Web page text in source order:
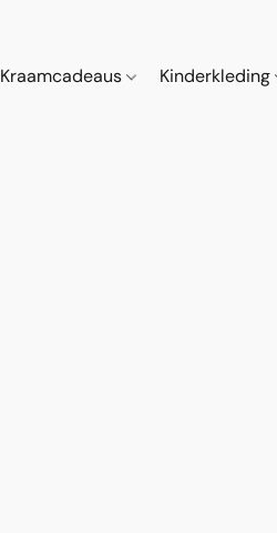
Kraamcadeaus Kinderkleding